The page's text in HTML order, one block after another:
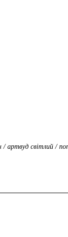
артвуд світлий /